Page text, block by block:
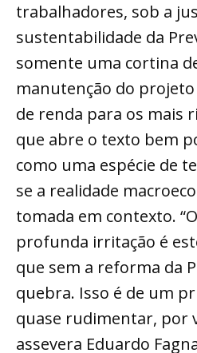
trabalhadores, sob a
sustentabilidade da
somente uma cortina
manutenção do
de renda para os mais
que abre o texto bem
como uma espécie de
se a realidade
tomada em contexto.
profunda irritação é
que sem a reforma da
quebra. Isso é de um
quase rudimentar, por
assevera Eduardo